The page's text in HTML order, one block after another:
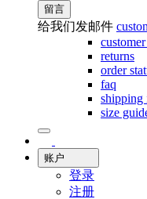
留言
给我们发邮件
returns
order
faq
shipping
size
账户
登录
注册